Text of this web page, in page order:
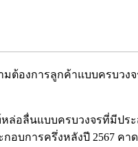
องการลูกค้าแบบครบวงจ
ล่อลื่นแบบครบวงจรที่มีป
อบการครึ่งหลังปี 2567 ค